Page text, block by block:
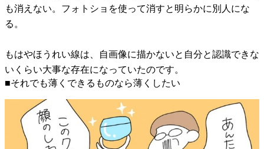
も消えない。フォトショを使って消すと明らかに別人にな
る。
もはやほうれい線は、自画像に描かないと自分と認識できな
いくらい大事な存在になっていたのです。
■それでも薄くできるものなら薄くしたい